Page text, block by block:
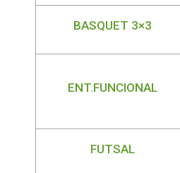
BASQUET 3×3
ENT.FUNCIONAL
FUTSAL